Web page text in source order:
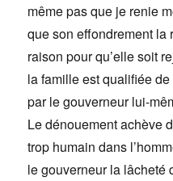
même pas que je renie
que son effondrement la
raison pour qu’elle soit
la famille est qualifiée
par le gouverneur lui-
Le dénouement achève
trop humain dans
le gouverneur la lâcheté